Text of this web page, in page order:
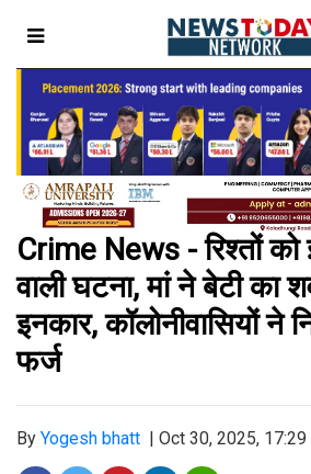
Crime News - रिश्तों
वाली घटना, मां ने बेटी का
इनकार, कॉलोनीवासियों ने
फर्ज
By Yogesh bhatt Oct 30, 2025, 17:29